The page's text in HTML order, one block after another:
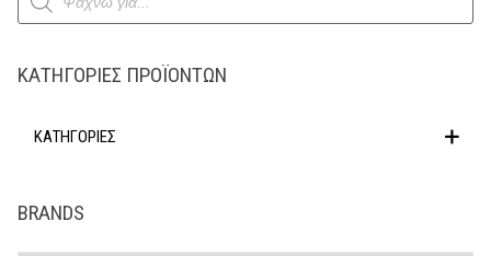
search
ΚΑΤΗΓΟΡΊΕΣ ΠΡΟΪΌΝΤΩΝ
ΚΑΤΗΓΟΡΙΕΣ
BRANDS